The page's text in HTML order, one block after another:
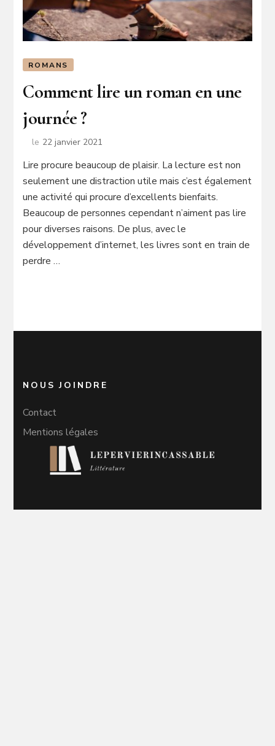
ROMANS
Comment lire un roman en une
journée ?
le 22 janvier 2021
Lire procure beaucoup de plaisir. La lecture est non
seulement une distraction utile mais c’est également
une activité qui procure d’excellents bienfaits.
Beaucoup de personnes cependant n’aiment pas lire
pour diverses raisons. De plus, avec le
développement d’internet, les livres sont en train de
perdre …
NOUS JOINDRE
Contact
Mentions légales